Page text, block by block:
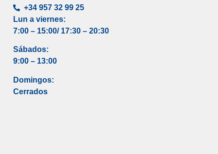
+34 957 32 99 25
Lun a viernes:
7:00 – 15:00/ 17:30 – 20:30
Sábados:
9:00 – 13:00
Domingos:
Cerrados